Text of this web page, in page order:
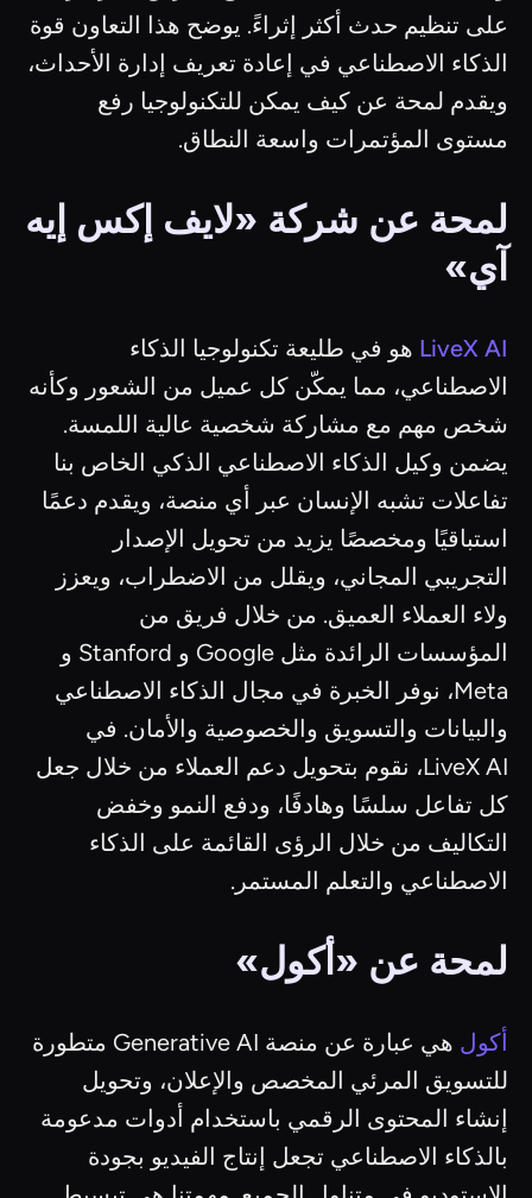
على تنظيم حدث أكثر إثراءً. يوضح هذا التعاون قوة
الذكاء الاصطناعي في إعادة تعريف إدارة الأحداث،
ويقدم لمحة عن كيف يمكن للتكنولوجيا رفع
مستوى المؤتمرات واسعة النطاق.
لمحة عن شركة «لايف إكس إيه
آي»
LiveX AI هو في طليعة تكنولوجيا الذكاء
الاصطناعي، مما يمكّن كل عميل من الشعور وكأنه
شخص مهم مع مشاركة شخصية عالية اللمسة.
يضمن وكيل الذكاء الاصطناعي الذكي الخاص بنا
تفاعلات تشبه الإنسان عبر أي منصة، ويقدم دعمًا
استباقيًا ومخصصًا يزيد من تحويل الإصدار
التجريبي المجاني، ويقلل من الاضطراب، ويعزز
ولاء العملاء العميق. من خلال فريق من
المؤسسات الرائدة مثل Google و Stanford و
Meta، نوفر الخبرة في مجال الذكاء الاصطناعي
والبيانات والتسويق والخصوصية والأمان. في
LiveX AI، نقوم بتحويل دعم العملاء من خلال جعل
كل تفاعل سلسًا وهادفًا، ودفع النمو وخفض
التكاليف من خلال الرؤى القائمة على الذكاء
الاصطناعي والتعلم المستمر.
لمحة عن «أكول»
أكول
هي عبارة عن منصة Generative AI متطورة
للتسويق المرئي المخصص والإعلان، وتحويل
إنشاء المحتوى الرقمي باستخدام أدوات مدعومة
بالذكاء الاصطناعي تجعل إنتاج الفيديو بجودة